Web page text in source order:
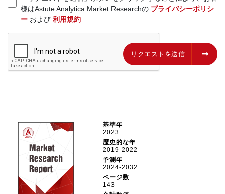
様はAstute Analytica Market Researchの プライバシーポリシ
ーおよび 利用規約
リクエストを送信 リクエストを送信
基準年
2023
歴史的な年
2019-2022
予測年
2024-2032
ページ数
143